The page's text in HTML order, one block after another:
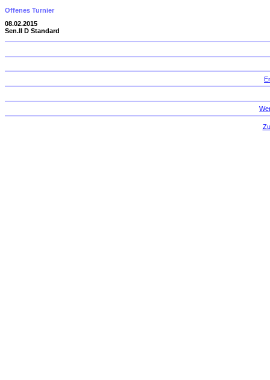
Offenes Turnier
08.02.2015
Sen.II D Standard